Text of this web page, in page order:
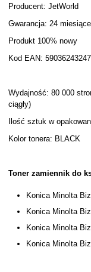
Producent: JetWorld
Gwarancja: 24 miesiące
Produkt 100% nowy
Kod EAN:
Wydajność: 80 000
ciągły)
Ilość sztuk w
Kolor tonera: BLACK
Toner zamiennik do
Konica Minolta
Konica Minolta
Konica Minolta
Konica Minolta